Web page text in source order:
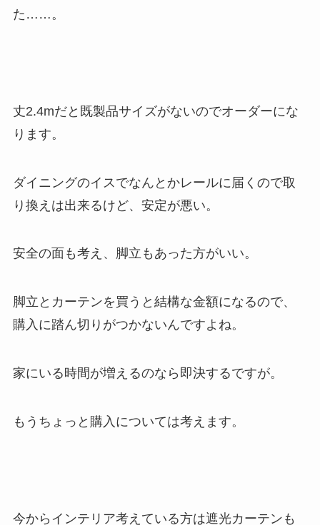
た……。
丈2.4mだと既製品サイズがないのでオーダーにな
ります。
ダイニングのイスでなんとかレールに届くので取
り換えは出来るけど、安定が悪い。
安全の面も考え、脚立もあった方がいい。
脚立とカーテンを買うと結構な金額になるので、
購入に踏ん切りがつかないんですよね。
家にいる時間が増えるのなら即決するですが。
もうちょっと購入については考えます。
今からインテリア考えている方は遮光カーテンも